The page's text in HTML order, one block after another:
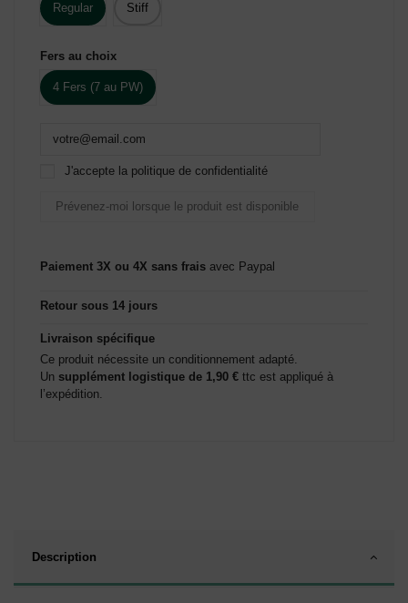
Regular Stiff
Fers au choix
4 Fers (7 au PW)
J'accepte la politique de confidentialité
Paiement 3X ou 4X sans frais avec Paypal
Retour sous 14 jours
Livraison spécifique
Ce produit nécessite un conditionnement adapté.
Un supplément logistique de 1,90 € ttc est appliqué à
l’expédition.
Description